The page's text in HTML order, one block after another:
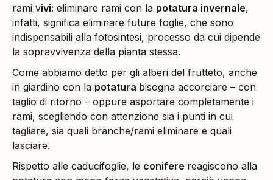
rami vivi: eliminare rami con la potatura invernale,
infatti, significa eliminare future foglie, che sono
indispensabili alla fotosintesi, processo da cui dipende
la sopravvivenza della pianta stessa.
Come abbiamo detto per gli alberi del frutteto, anche
in giardino con la potatura bisogna accorciare – con
taglio di ritorno – oppure asportare completamente i
rami, scegliendo con attenzione sia i punti in cui
tagliare, sia quali branche/rami eliminare e quali
lasciare.
Rispetto alle caducifoglie, le conifere reagiscono alla